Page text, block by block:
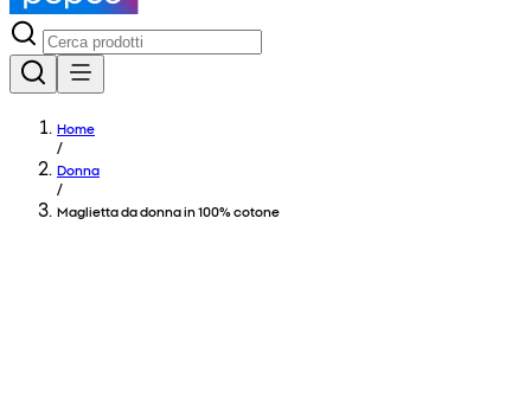
Home
/
Donna
/
Maglietta da donna in 100% cotone